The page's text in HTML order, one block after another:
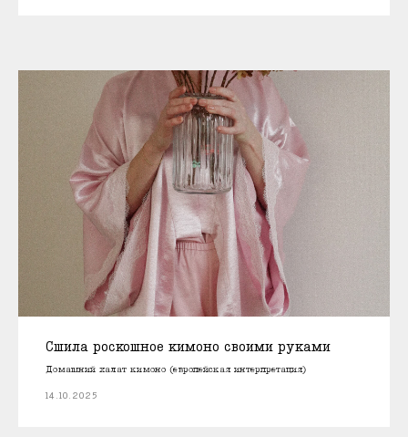
Сшила роскошное кимоно своими руками
Домашний халат кимоно (европейская интерпретация)
14.10.2025